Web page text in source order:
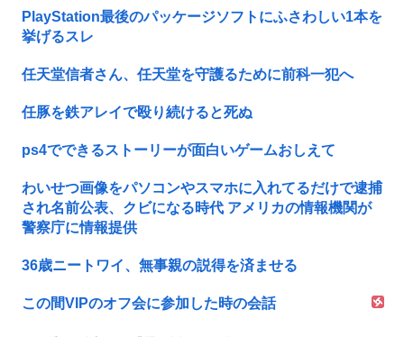
PlayStation最後のパッケージソフトにふさわしい1本を
挙げるスレ
任天堂信者さん、任天堂を守護るために前科一犯へ
任豚を鉄アレイで殴り続けると死ぬ
ps4でできるストーリーが面白いゲームおしえて
わいせつ画像をパソコンやスマホに入れてるだけで逮捕
され名前公表、クビになる時代 アメリカの情報機関が
警察庁に情報提供
36歳ニートワイ、無事親の説得を済ませる
この間VIPのオフ会に参加した時の会話